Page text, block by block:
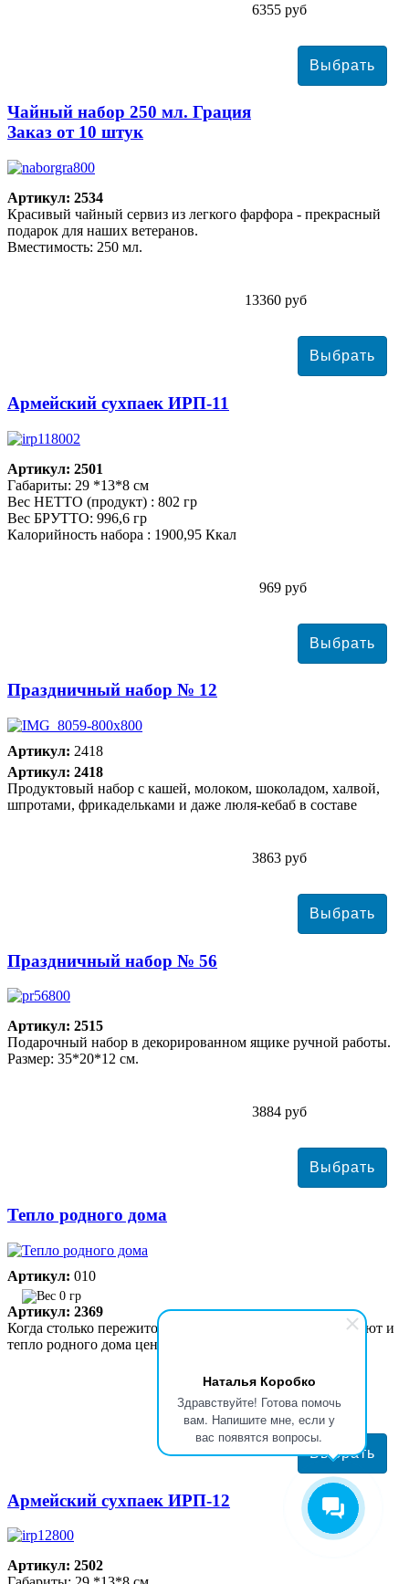
Наталья Коробко
Здравствуйте! Готова помочь
вам. Напишите мне, если у
вас появятся вопросы.
6355 руб
Чайный набор 250 мл. Грация
Заказ от 10 штук
Артикул: 2534
Красивый чайный сервиз из легкого фарфора - прекрасный
подарок для наших ветеранов.
Вместимость: 250 мл.
13360 руб
Армейский сухпаек ИРП-11
Артикул: 2501
Габариты: 29 *13*8 см
Вес НЕТТО (продукт) : 802 гр
Вес БРУТТО: 996,6 гр
Калорийность набора : 1900,95 Ккал
969 руб
Праздничный набор № 12
Артикул: 2418
Артикул: 2418
Продуктовый набор с кашей, молоком, шоколадом, халвой,
шпротами, фрикадельками и даже люля-кебаб в составе
3863 руб
Праздничный набор № 56
Артикул: 2515
Подарочный набор в декорированном ящике ручной работы.
Размер: 35*20*12 см.
3884 руб
Тепло родного дома
Артикул: 010
0 гр
Артикул: 2369
Когда столько пережито, когда столько пройдено дорог, уют и
тепло родного дома ценятся по-настоящему.
4983 руб
Армейский сухпаек ИРП-12
Артикул: 2502